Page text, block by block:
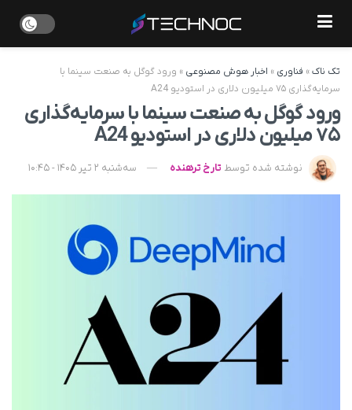
تک ناک» فناوری » اخبار هوش مصنوعی » ورود گوگل به صنعت سینما با
سرمایه‌گذاری ۷۵ میلیون دلاری در استودیو A24
ورود گوگل به صنعت سینما با سرمایه‌گذاری
۷۵ میلیون دلاری در استودیو A24
نوشته شده توسط تارخ ترهنده سه‌شنبه 2 تیر 1405 - 10:45